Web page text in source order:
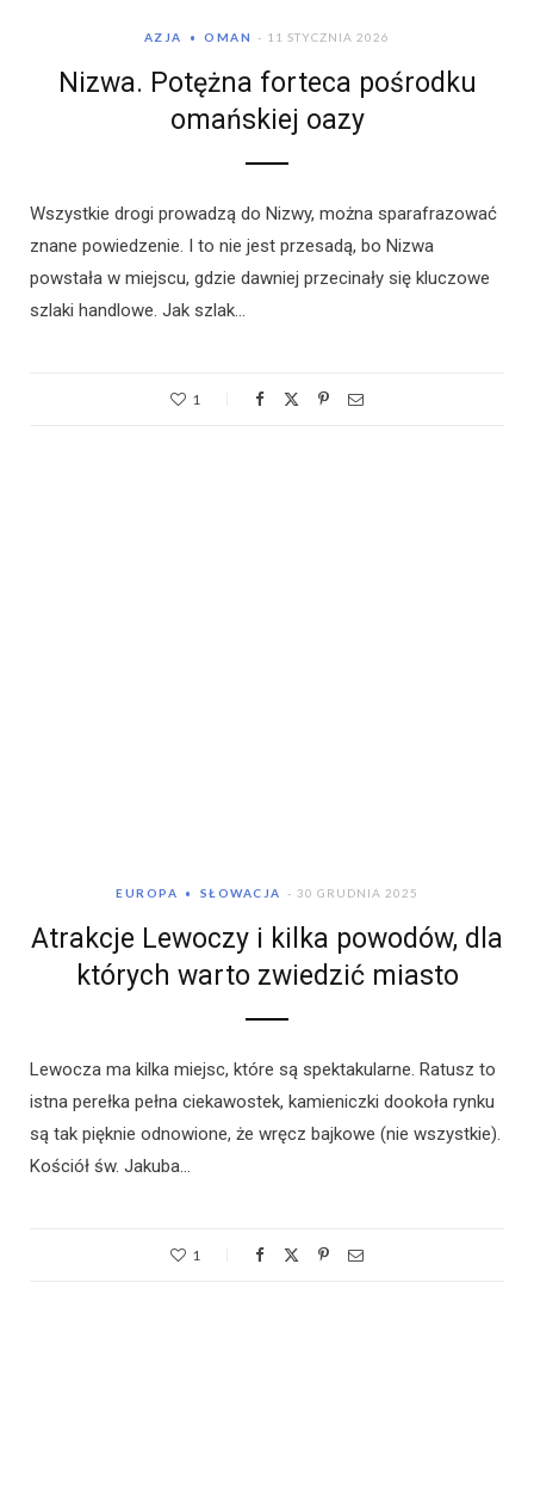
AZJA OMAN 11 STYCZNIA 2026
Nizwa. Potężna forteca pośrodku
omańskiej oazy
Wszystkie drogi prowadzą do Nizwy, można sparafrazować
znane powiedzenie. I to nie jest przesadą, bo Nizwa
powstała w miejscu, gdzie dawniej przecinały się kluczowe
szlaki handlowe. Jak szlak…
1
EUROPA SŁOWACJA 30 GRUDNIA 2025
Atrakcje Lewoczy i kilka powodów, dla
których warto zwiedzić miasto
Lewocza ma kilka miejsc, które są spektakularne. Ratusz to
istna perełka pełna ciekawostek, kamieniczki dookoła rynku
są tak pięknie odnowione, że wręcz bajkowe (nie wszystkie).
Kościół św. Jakuba…
1